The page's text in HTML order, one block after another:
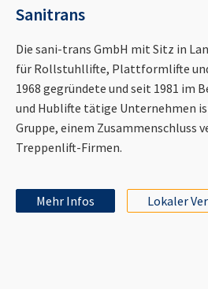
Sanitrans
Die sani-trans GmbH mit Sitz in
für Rollstuhllifte, Plattformlifte
1968 gegründete und seit 1981 im
und Hublifte tätige Unternehmen
Gruppe, einem Zusammenschluss
Treppenlift-Firmen.
Mehr Infos Lokaler